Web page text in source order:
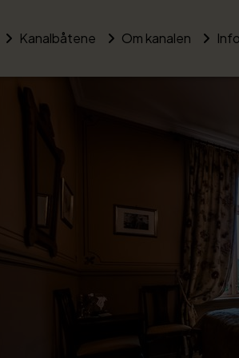
Kanalbåtene Om kanalen